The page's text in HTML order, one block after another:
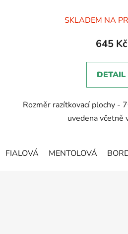
5,0
z
SKLADEM NA
645 Kč
DETAIL
Rozměr razítkovací plochy -
uvedena včetně
FIALOVÁ MENTOLOVÁ